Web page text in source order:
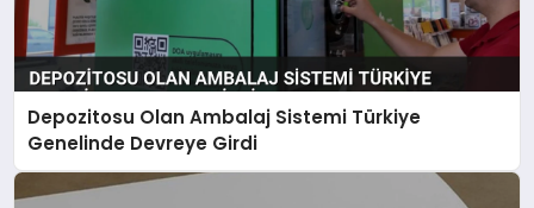
Depozitosu Olan Ambalaj Sistemi Türkiye
Genelinde Devreye Girdi